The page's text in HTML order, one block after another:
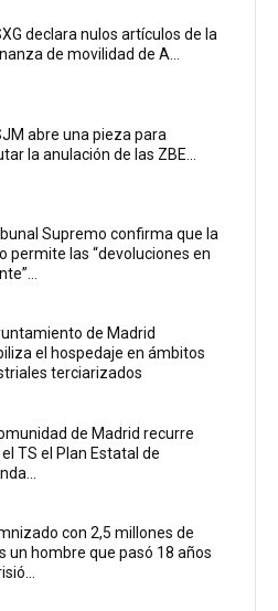
declara nulos artículos de la
de movilidad de A...
abre una pieza para
la anulación de las ZBE...
Supremo confirma que la
permite las “devoluciones en
de Madrid
el hospedaje en ámbitos
terciarizados
de Madrid recurre
TS el Plan Estatal de
con 2,5 millones de
un hombre que pasó 18 años